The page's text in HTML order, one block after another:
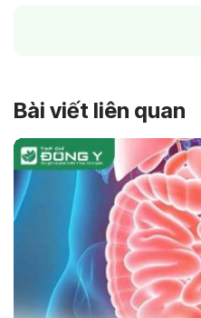
Bài viết liên quan